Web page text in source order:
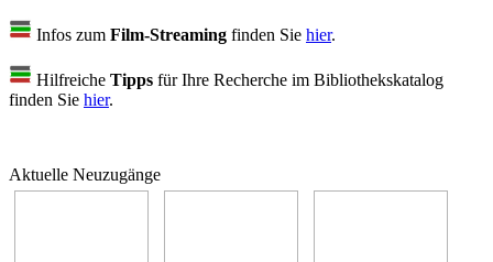
Infos zum Film-Streaming finden Sie hier.
Hilfreiche Tipps für Ihre Recherche im Bibliothekskatalog
finden Sie hier.
Aktuelle Neuzugänge